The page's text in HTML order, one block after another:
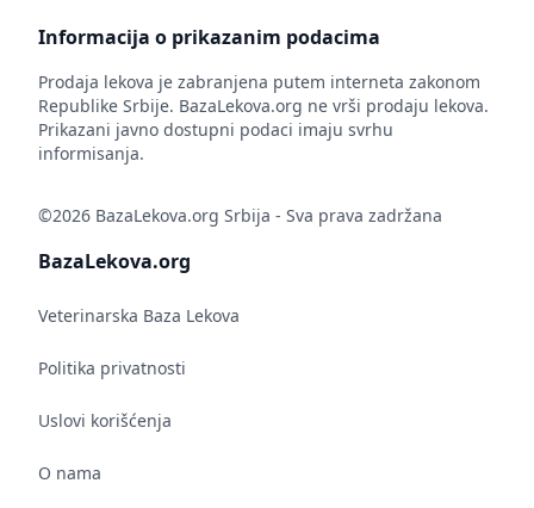
Informacija o prikazanim podacima
Prodaja lekova je zabranjena putem interneta zakonom
Republike Srbije. BazaLekova.org ne vrši prodaju lekova.
Prikazani javno dostupni podaci imaju svrhu
informisanja.
©2026 BazaLekova.org Srbija - Sva prava zadržana
BazaLekova.org
Veterinarska Baza Lekova
Politika privatnosti
Uslovi korišćenja
O nama